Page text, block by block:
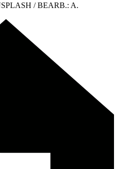
/ BEARB.: A.